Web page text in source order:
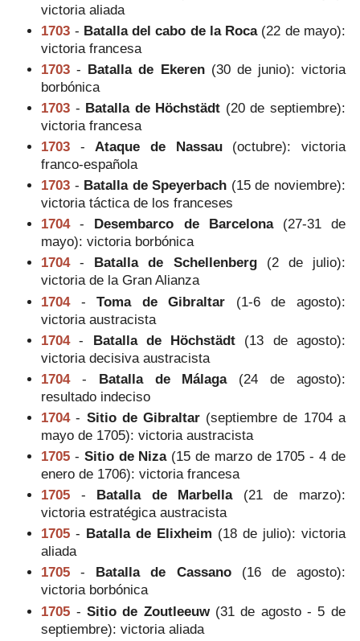
victoria aliada
1703 - Batalla del cabo de la Roca(22 de mayo):
victoria francesa
1703 - Batalla de Ekeren(30 de junio): victoria
borbónica
1703 - Batalla de Höchstädt (20 de septiembre):
victoria francesa
1703 - Ataque de Nassau(octubre): victoria
franco-española
1703 - Batalla de Speyerbach (15 de noviembre):
victoria táctica de los franceses
1704- Desembarco de Barcelona(27-31 de
mayo): victoria borbónica
1704- Batalla de Schellenberg(2 de julio):
victoria de la Gran Alianza
1704-Toma de Gibraltar (1-6 de agosto):
victoria austracista
1704- Batalla de Höchstädt (13 de agosto):
victoria decisiva austracista
1704- Batalla de Málaga(24 de agosto):
resultado indeciso
1704- Sitio de Gibraltar (septiembre de 1704 a
mayo de 1705): victoria austracista
1705 - Sitio de Niza(15 de marzo de 1705 - 4 de
enero de 1706): victoria francesa
1705 - Batalla de Marbella(21 de marzo):
victoria estratégica austracista
1705 - Batalla de Elixheim (18 de julio): victoria
aliada
1705 - Batalla de Cassano(16 de agosto):
victoria borbónica
1705 - Sitio de Zoutleeuw (31 de agosto - 5 de
septiembre): victoria aliada